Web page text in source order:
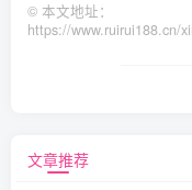
© 本文地址：
https://www.ruirui188.cn/
文章推荐